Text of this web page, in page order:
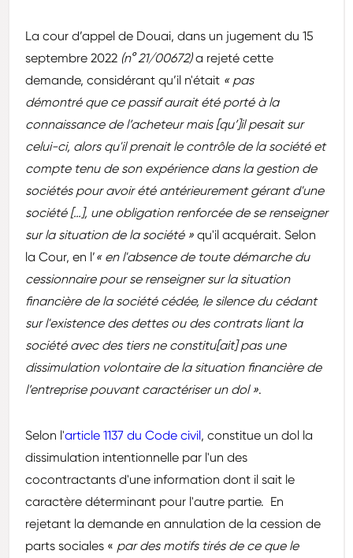
La cour d’appel de Douai, dans un jugement du 15
septembre 2022 (n° 21/00672)a rejeté cette
demande, considérant qu’il n'était « pas
démontré que ce passif aurait été porté à la
connaissance de l’acheteur mais [qu’]il pesait sur
celui-ci, alors qu'il prenait le contrôle de la société et
compte tenu de son expérience dans la gestion de
sociétés pour avoir été antérieurement gérant d'une
société […], une obligation renforcée de se renseigner
sur la situation de la société » qu'il acquérait. Selon
la Cour, en l’« en l'absence de toute démarche du
cessionnaire pour se renseigner sur la situation
financière de la société cédée, le silence du cédant
sur l'existence des dettes ou des contrats liant la
société avec des tiers ne constitu[ait] pas une
dissimulation volontaire de la situation financière de
l’entreprise pouvant caractériser un dol ».
Selon l'article 1137 du Code civil, constitue un dol la
dissimulation intentionnelle par l'un des
cocontractants d'une information dont il sait le
caractère déterminant pour l'autre partie. En
rejetant la demande en annulation de la cession de
parts sociales « par des motifs tirés de ce que le